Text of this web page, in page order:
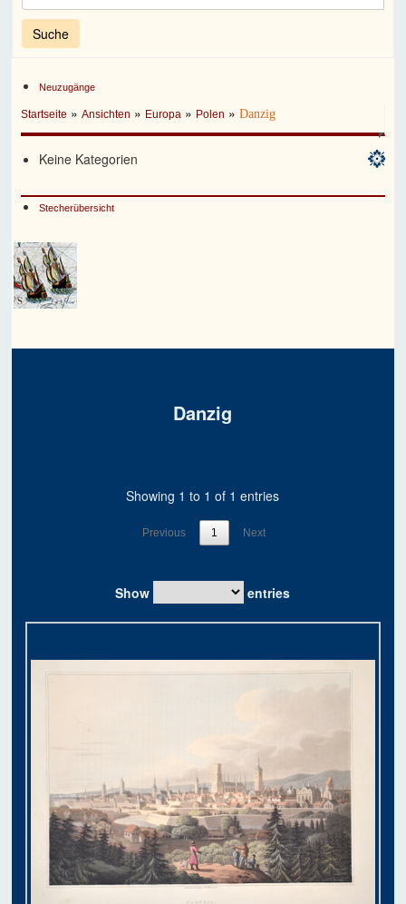
Neuzugänge
Startseite »Ansichten » Europa » Polen »Danzig
Keine Kategorien
Stecherübersicht
Danzig
Show entries
Showing 1 to 1 of 1 entries
Previous 1 Next